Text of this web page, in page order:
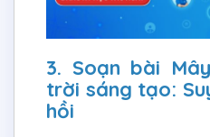
3. Soạn bài
trời sáng tạo:
hồi